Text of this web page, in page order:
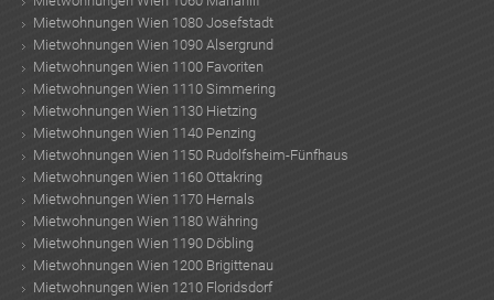
Mietwohnungen Wien 1080 Josefstadt
Mietwohnungen Wien 1090 Alsergrund
Mietwohnungen Wien 1100 Favoriten
Mietwohnungen Wien 1110 Simmering
Mietwohnungen Wien 1130 Hietzing
Mietwohnungen Wien 1140 Penzing
Mietwohnungen Wien 1150 Rudolfsheim-Fünfhaus
Mietwohnungen Wien 1160 Ottakring
Mietwohnungen Wien 1170 Hernals
Mietwohnungen Wien 1180 Währing
Mietwohnungen Wien 1190 Döbling
Mietwohnungen Wien 1200 Brigittenau
Mietwohnungen Wien 1210 Floridsdorf